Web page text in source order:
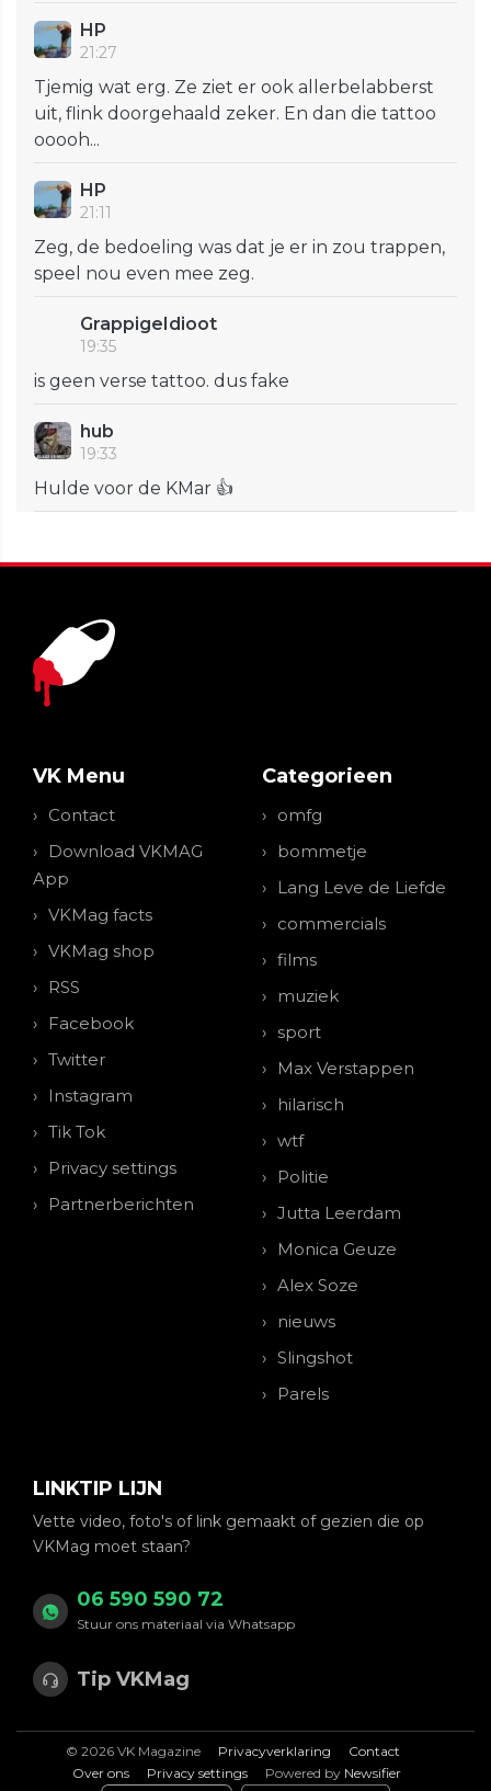
HP
21:27
Tjemig wat erg. Ze ziet er ook allerbelabberst
uit, flink doorgehaald zeker. En dan die tattoo
ooooh...
HP
21:11
Zeg, de bedoeling was dat je er in zou trappen,
speel nou even mee zeg.
GrappigeIdioot
19:35
is geen verse tattoo. dus fake
hub
19:33
Hulde voor de KMar 👍
VK Menu
Contact
Download VKMAG
App
VKMag facts
VKMag shop
RSS
Facebook
Twitter
Instagram
Tik Tok
Privacy settings
Partnerberichten
Categorieen
omfg
bommetje
Lang Leve de Liefde
commercials
films
muziek
sport
Max Verstappen
hilarisch
wtf
Politie
Jutta Leerdam
Monica Geuze
Alex Soze
nieuws
Slingshot
Parels
LINKTIP LIJN
Vette video, foto's of link gemaakt of gezien die op
VKMag moet staan?
06 590 590 72
Stuur ons materiaal via Whatsapp
Tip VKMag
© 2026 VK Magazine Privacyverklaring
Contact
Over ons
Privacy settings Powered by Newsifier